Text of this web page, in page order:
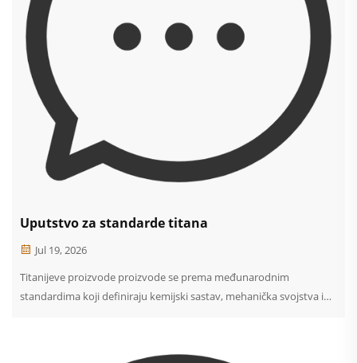
Uputstvo za standarde titana
Jul 19, 2026
Titanijeve proizvode proizvode se prema međunarodnim
standardima koji definiraju kemijski sastav, mehanička svojstva i
titana, primjenjuje se sljedeći standard: ASTM B348 pokriva šipku i...